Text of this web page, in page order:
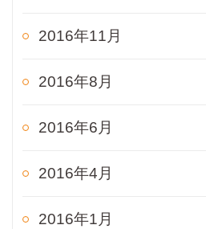
2016年11月
2016年8月
2016年6月
2016年4月
2016年1月